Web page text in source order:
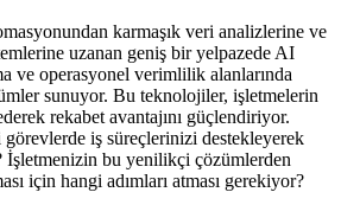
karmaşık veri analizlerine ve
uzanan geniş bir yelpazede AI
ve operasyonel verimlilik alanlarında
sunuyor. Bu teknolojiler, işletmelerin
rekabet avantajını güçlendiriyor.
iş süreçlerinizi destekleyerek
bu yenilikçi çözümlerden
için hangi adımları atması gerekiyor?